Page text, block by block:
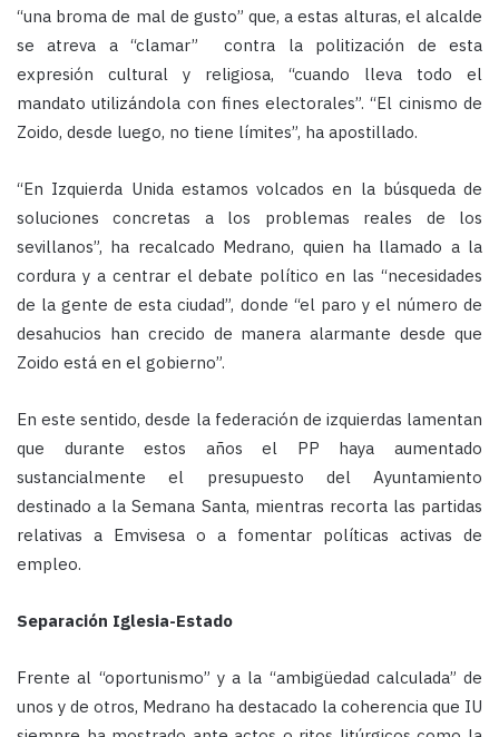
“una broma de mal de gusto” que, a estas alturas, el alcalde
se atreva a “clamar” contra la politización de esta
expresión cultural y religiosa, “cuando lleva todo el
mandato utilizándola con fines electorales”. “El cinismo de
Zoido, desde luego, no tiene límites”, ha apostillado.
“En Izquierda Unida estamos volcados en la búsqueda de
soluciones concretas a los problemas reales de los
sevillanos”, ha recalcado Medrano, quien ha llamado a la
cordura y a centrar el debate político en las “necesidades
de la gente de esta ciudad”, donde “el paro y el número de
desahucios han crecido de manera alarmante desde que
Zoido está en el gobierno”.
En este sentido, desde la federación de izquierdas lamentan
que durante estos años el PP haya aumentado
sustancialmente el presupuesto del Ayuntamiento
destinado a la Semana Santa, mientras recorta las partidas
relativas a Emvisesa o a fomentar políticas activas de
empleo.
Separación Iglesia-Estado
Frente al “oportunismo” y a la “ambigüedad calculada” de
unos y de otros, Medrano ha destacado la coherencia que IU